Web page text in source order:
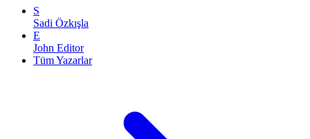
S
Sadi Özkışla
E
John Editor
Tüm Yazarlar